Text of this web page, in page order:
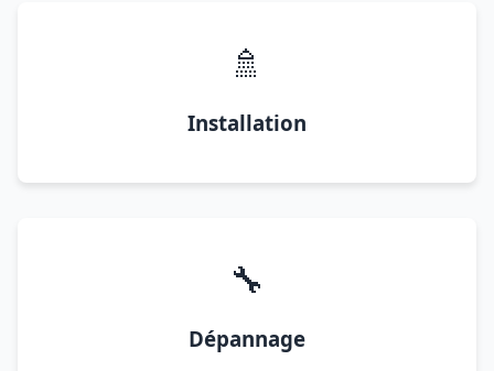
🚿
Installation
🔧
Dépannage